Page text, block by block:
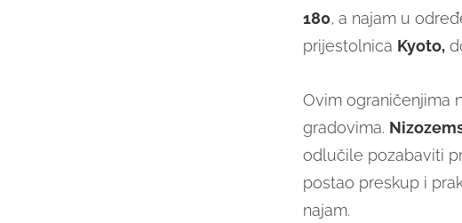
180, a najam u
prijestolnica Kyoto,
Ovim ograničenjima
gradovima.
odlučile pozabaviti
postao preskup i
najam.